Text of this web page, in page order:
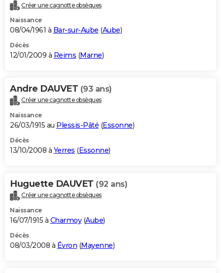
Créer une cagnotte obsèques
Naissance
08/04/1961 à Bar-sur-Aube (Aube)
Décès
12/01/2009 à Reims (Marne)
Andre DAUVET (93 ans)
Créer une cagnotte obsèques
Naissance
26/03/1915 au Plessis-Pâté (Essonne)
Décès
13/10/2008 à Yerres (Essonne)
Huguette DAUVET (92 ans)
Créer une cagnotte obsèques
Naissance
16/07/1915 à Charmoy(Aube)
Décès
08/03/2008 à Évron (Mayenne)